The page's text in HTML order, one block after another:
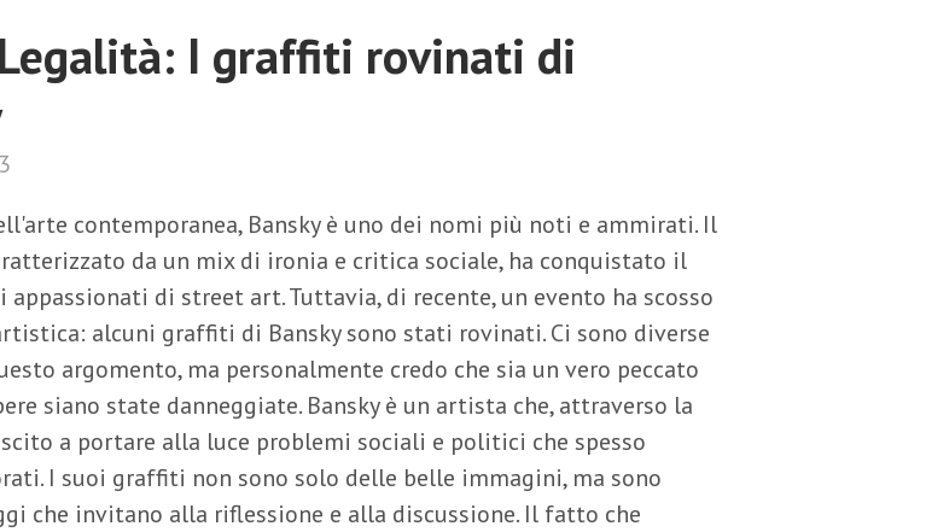
I graffiti rovinati di
contemporanea, Bansky è uno dei nomi più noti e ammirati. Il
da un mix di ironia e critica sociale, ha conquistato il
di street art. Tuttavia, di recente, un evento ha scosso
alcuni graffiti di Bansky sono stati rovinati. Ci sono diverse
argomento, ma personalmente credo che sia un vero peccato
siano state danneggiate. Bansky è un artista che, attraverso la
a portare alla luce problemi sociali e politici che spesso
I suoi graffiti non sono solo delle belle immagini, ma sono
che invitano alla riflessione e alla discussione. Il fatto che